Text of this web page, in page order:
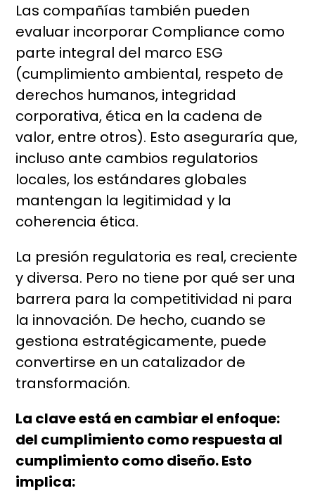
Las compañías también pueden
evaluar incorporar Compliance como
parte integral del marco ESG
(cumplimiento ambiental, respeto de
derechos humanos, integridad
corporativa, ética en la cadena de
valor, entre otros). Esto aseguraría que,
incluso ante cambios regulatorios
locales, los estándares globales
mantengan la legitimidad y la
coherencia ética.
La presión regulatoria es real, creciente
y diversa. Pero no tiene por qué ser una
barrera para la competitividad ni para
la innovación. De hecho, cuando se
gestiona estratégicamente, puede
convertirse en un catalizador de
transformación.
La clave está en cambiar el enfoque:
del cumplimiento como respuesta al
cumplimiento como diseño. Esto
implica: